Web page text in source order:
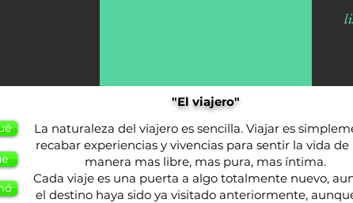
"El viajero"
La naturaleza del viajero es sencilla. Viajar es
recabar experiencias y vivencias para sentir la vida de
manera mas libre, mas pura, mas íntima.
Cada viaje es una puerta a algo totalmente nuevo,
el destino haya sido ya visitado anteriormente,